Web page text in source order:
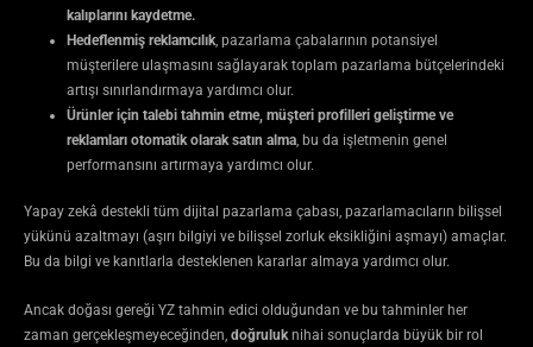
kalıplarını kaydetme.
Hedeflenmiş reklamcılık, pazarlama çabalarının potansiyel
müşterilere ulaşmasını sağlayarak toplam pazarlama bütçelerindeki
artışı sınırlandırmaya yardımcı olur.
Ürünler için talebi tahmin etme, müşteri profilleri geliştirme ve
reklamları otomatik olarak satın alma, bu da işletmenin genel
performansını artırmaya yardımcı olur.
Yapay zekâ destekli tüm dijital pazarlama çabası, pazarlamacıların bilişsel
yükünü azaltmayı (aşırı bilgiyi ve bilişsel zorluk eksikliğini aşmayı) amaçlar.
Bu da bilgi ve kanıtlarla desteklenen kararlar almaya yardımcı olur.
Ancak doğası gereği YZ tahmin edici olduğundan ve bu tahminler her
zaman gerçekleşmeyeceğinden, doğruluknihai sonuçlarda büyük bir rol